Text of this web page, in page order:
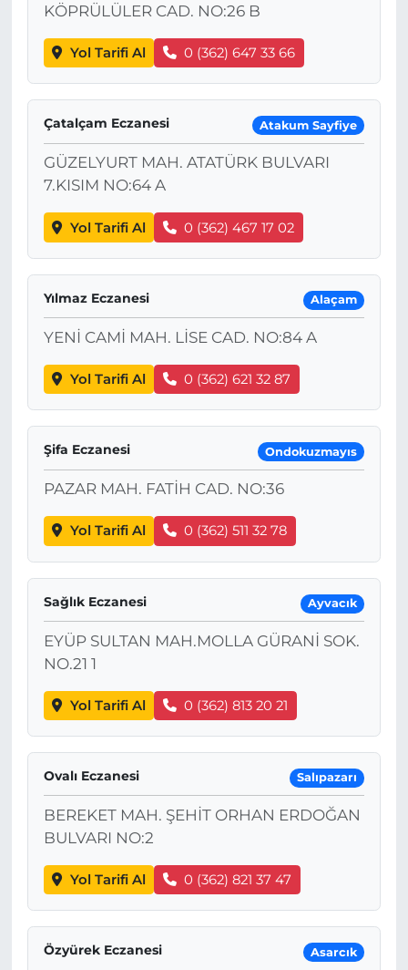
KÖPRÜLÜLER CAD. NO:26 B
Yol Tarifi Al 0 (362) 647 33 66
Çatalçam Eczanesi Atakum Sayfiye
GÜZELYURT MAH. ATATÜRK BULVARI
7.KISIM NO:64 A
Yol Tarifi Al 0 (362) 467 17 02
Yılmaz Eczanesi Alaçam
YENİ CAMİ MAH. LİSE CAD. NO:84 A
Yol Tarifi Al 0 (362) 621 32 87
Şifa Eczanesi Ondokuzmayıs
PAZAR MAH. FATİH CAD. NO:36
Yol Tarifi Al 0 (362) 511 32 78
Sağlık Eczanesi Ayvacık
EYÜP SULTAN MAH.MOLLA GÜRANİ SOK.
NO.21 1
Yol Tarifi Al 0 (362) 813 20 21
Ovalı Eczanesi Salıpazarı
BEREKET MAH. ŞEHİT ORHAN ERDOĞAN
BULVARI NO:2
Yol Tarifi Al 0 (362) 821 37 47
Özyürek Eczanesi Asarcık